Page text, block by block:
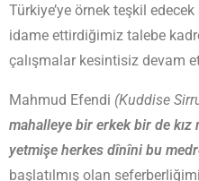
Türkiye’ye örnek teşkil
idame ettirdiğimiz talebe
çalışmalar kesintisiz devam
Mahmud Efendi (Kuddise
mahalleye bir erkek bir de kız
yetmişe herkes dînîni bu
başlatılmış olan